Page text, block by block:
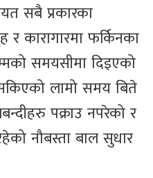
सबै प्रकारका
कारागारमा फर्किनका
समयसीमा दिइएको
लामो समय बिते
पक्राउ नपरेको र
नौबस्ता बाल सुधार